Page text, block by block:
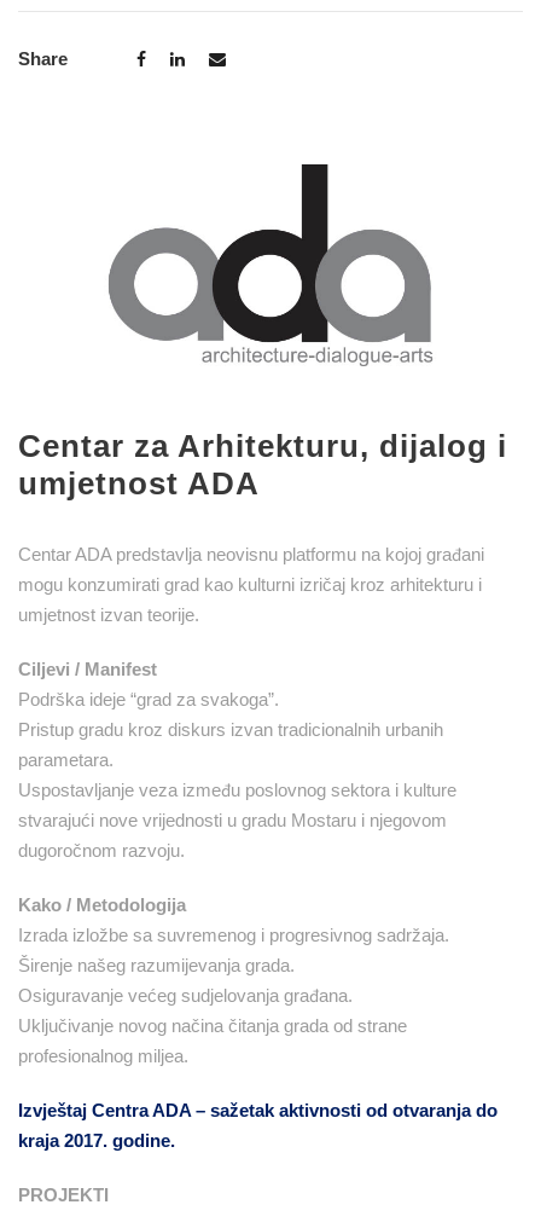
Share
Centar za Arhitekturu, dijalog i
umjetnost ADA
Centar ADA predstavlja neovisnu platformu na kojoj građani
mogu konzumirati grad kao kulturni izričaj kroz arhitekturu i
umjetnost izvan teorije.
Ciljevi / Manifest
Podrška ideje “grad za svakoga”.
Pristup gradu kroz diskurs izvan tradicionalnih urbanih
parametara.
Uspostavljanje veza između poslovnog sektora i kulture
stvarajući nove vrijednosti u gradu Mostaru i njegovom
dugoročnom razvoju.
Kako / Metodologija
Izrada izložbe sa suvremenog i progresivnog sadržaja.
Širenje našeg razumijevanja grada.
Osiguravanje većeg sudjelovanja građana.
Uključivanje novog načina čitanja grada od strane
profesionalnog miljea.
Izvještaj Centra ADA – sažetak aktivnosti od otvaranja do
kraja 2017. godine.
PROJEKTI